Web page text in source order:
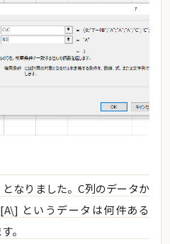
なりました。C列のデータか
というデータは何件ある
。